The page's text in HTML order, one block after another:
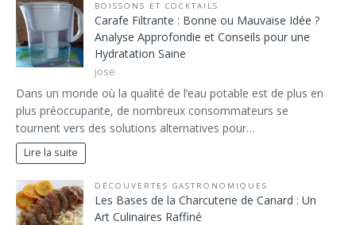
BOISSONS ET COCKTAILS
Carafe Filtrante : Bonne ou Mauvaise Idée ?
Analyse Approfondie et Conseils pour une
Hydratation Saine
jose
Dans un monde où la qualité de l’eau potable est de plus en
plus préoccupante, de nombreux consommateurs se
tournent vers des solutions alternatives pour…
Lire la suite
DÉCOUVERTES GASTRONOMIQUES
Les Bases de la Charcuterie de Canard : Un
Art Culinaires Raffiné